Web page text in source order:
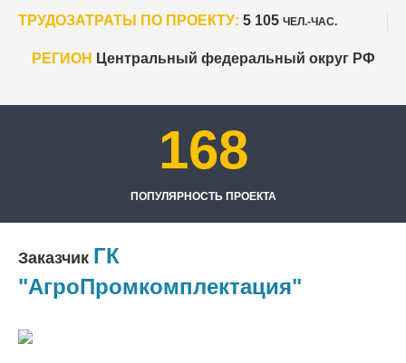
ТРУДОЗАТРАТЫ ПО ПРОЕКТУ: 5 105 ЧЕЛ.-ЧАС.
РЕГИОН Центральный федеральный округ РФ
168
ПОПУЛЯРНОСТЬ ПРОЕКТА
Заказчик ГК
"АгроПромкомплектация"